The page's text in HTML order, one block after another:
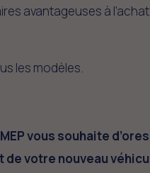
avantageuses à
les modèles.
vous souhaite
de votre nouveau